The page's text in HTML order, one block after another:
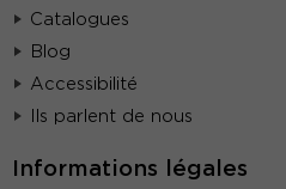
Catalogues
Blog
Accessibilité
Ils parlent de nous
Informations légales